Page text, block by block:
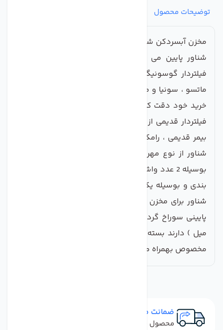
توضیحات محصول
شناور پایین می باشند. این شناور مناسب مخزن های
فیلتردار گوسونیگ ، ایستکول ، کارو ، آکیا ، کورتکث ،
ماتسو ، سونیا و مدل های جدید بیمر نمی باشد. لطفا در
خرید خود دقت کنید. از این مدل شناور برای مخزن های
فیلتردار قدیمی از قبیل دالتون ، ام جی ، بوس ام جی ،
بیمر قدیمی ، رامکو و سوپر مکث مناسب می باشد. این
شناور از نوع مهره دار می باشد ؛ برای شناور پایین که
بوسیله 2 عدد واشر یکی از زیر مخزن و دیگری از داخل آب
بندی و بوسیله یک مهره بسته می شود. توجه کنید این
شناور برای مخزن های تصفیه کننده که در ظرف قسمت
میل ) دارند بسته می شود. برای شناور بالا داری اورینگ
مخصوص بهمراه مهره ارائه می شود.
ضمانت مرجوعی
محصول نباید آسیب دیده باشد